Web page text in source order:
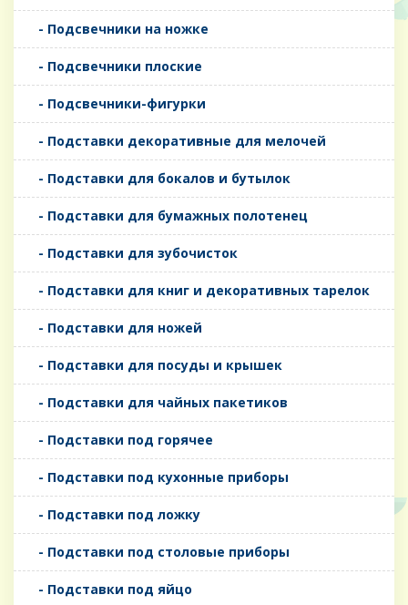
- Подсвечники на ножке
- Подсвечники плоские
- Подсвечники-фигурки
- Подставки декоративные для мелочей
- Подставки для бокалов и бутылок
- Подставки для бумажных полотенец
- Подставки для зубочисток
- Подставки для книг и декоративных тарелок
- Подставки для ножей
- Подставки для посуды и крышек
- Подставки для чайных пакетиков
- Подставки под горячее
- Подставки под кухонные приборы
- Подставки под ложку
- Подставки под столовые приборы
- Подставки под яйцо